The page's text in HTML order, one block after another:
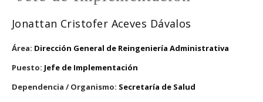
Jonattan Cristofer Aceves Dávalos
Área: Dirección General de Reingeniería Administrativa
Puesto: Jefe de Implementación
Dependencia / Organismo: Secretaría de Salud